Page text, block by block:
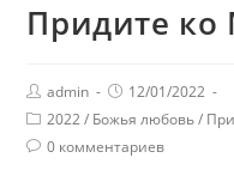
Придите ко
admin
12/01/2022
2022 / Божья любовь /
0 комментариев